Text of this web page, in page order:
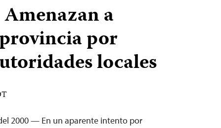
a
por
locales
2000 — En un aparente intento por